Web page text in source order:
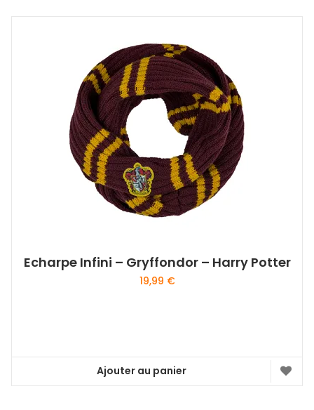
Echarpe Infini – Gryffondor – Harry Potter
19,99 €
Ajouter au panier